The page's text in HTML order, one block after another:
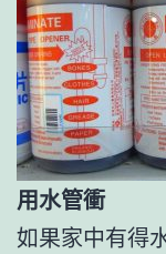
用水管衝
如果家中有得